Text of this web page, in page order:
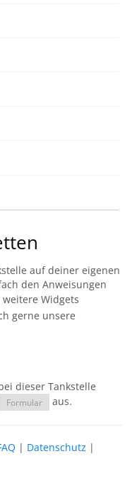
auf deiner eigenen
den Anweisungen
weitere Widgets
gerne unsere
dieser Tankstelle
Formular aus.
| Datenschutz |